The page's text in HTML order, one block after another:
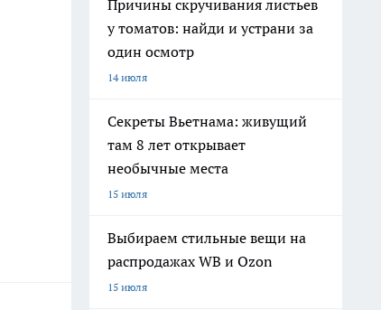
Причины скручивания листьев
у томатов: найди и устрани за
один осмотр
14 июля
Секреты Вьетнама: живущий
там 8 лет открывает
необычные места
15 июля
Выбираем стильные вещи на
распродажах WB и Ozon
15 июля